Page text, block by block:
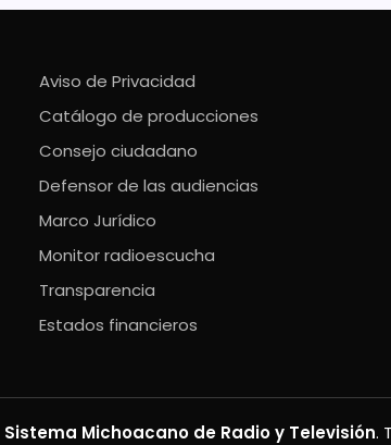
Aviso de Privacidad
Catálogo de producciones
Consejo ciudadano
Defensor de las audiencias
Marco Jurídico
Monitor radioescucha
Transparencia
Estados financieros
Sistema Michoacano de Radio y Televisión.